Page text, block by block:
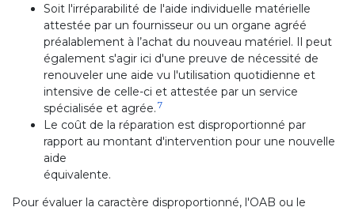
Soit l'irréparabilité de l'aide individuelle matérielle
attestée par un fournisseur ou un organe agréé
préalablement à l’achat du nouveau matériel. Il peut
également s'agir ici d'une preuve de nécessité de
renouveler une aide vu l'utilisation quotidienne et
intensive de celle-ci et attestée par un service
spécialisée et agrée. 7
Le coût de la réparation est disproportionné par
rapport au montant d'intervention pour une nouvelle
aide
équivalente.
Pour évaluer la caractère disproportionné, l'OAB ou le